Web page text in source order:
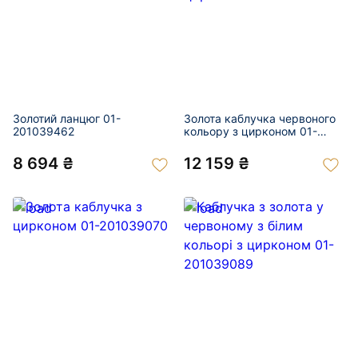
Золотий ланцюг 01-
201039462
8 694 ₴
Золота каблучка червоного
кольору з цирконом 01-
12 159 ₴